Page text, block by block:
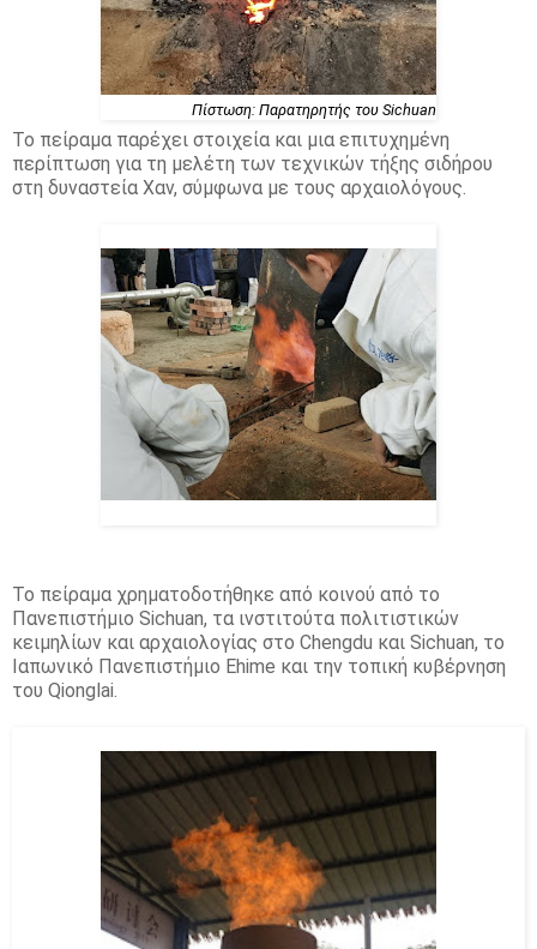
Πίστωση: Παρατηρητής του Sichuan
Το πείραμα παρέχει στοιχεία και μια επιτυχημένη
περίπτωση για τη μελέτη των τεχνικών τήξης σιδήρου
στη δυναστεία Χαν, σύμφωνα με τους αρχαιολόγους.
Το πείραμα χρηματοδοτήθηκε από κοινού από το
Πανεπιστήμιο Sichuan, τα ινστιτούτα πολιτιστικών
κειμηλίων και αρχαιολογίας στο Chengdu και Sichuan, το
Ιαπωνικό Πανεπιστήμιο Ehime και την τοπική κυβέρνηση
του Qionglai.